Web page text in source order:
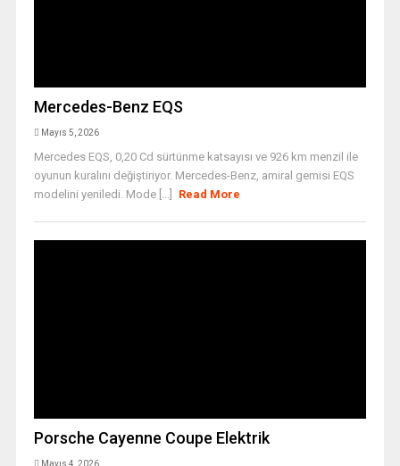
Mercedes-Benz EQS
Mayıs 5, 2026
Mercedes EQS, 0,20 Cd sürtünme katsayısı ve 926 km menzil ile
oyunun kuralını değiştiriyor. Mercedes-Benz, amiral gemisi EQS
modelini yeniledi. Mode [...]
Read More
Porsche Cayenne Coupe Elektrik
Mayıs 4, 2026